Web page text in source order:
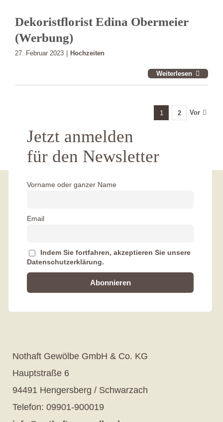
Dekoristflorist Edina Obermeier
(Werbung)
27. Februar 2023 Hochzeiten
Weiterlesen
1 2 Vor
Jetzt anmelden
für den Newsletter
Vorname oder ganzer Name
Email
Indem Sie fortfahren, akzeptieren Sie unsere
Datenschutzerklärung.
Nothaft Gewölbe GmbH & Co. KG
Hauptstraße 6
94491 Hengersberg / Schwarzach
Telefon: 09901-900019